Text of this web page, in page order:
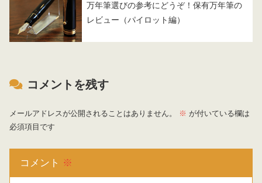
万年筆選びの参考にどうぞ！保有万年筆の
レビュー（パイロット編）
コメントを残す
メールアドレスが公開されることはありません。 ※ が付いている欄は
必須項目です
コメント ※